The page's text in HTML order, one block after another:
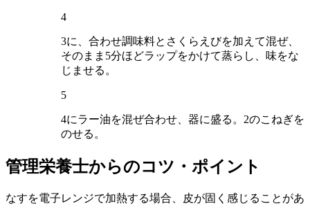
4
3に、合わせ調味料とさくらえびを加えて混ぜ、
そのまま5分ほどラップをかけて蒸らし、味をな
じませる。
5
4にラー油を混ぜ合わせ、器に盛る。2のこねぎを
のせる。
管理栄養士からのコツ・ポイント
なすを電子レンジで加熱する場合、皮が固く感じることがあ